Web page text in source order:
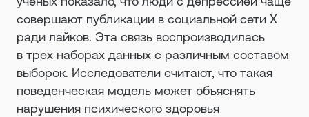
совершают публикации в социальной сети X
ради лайков. Эта связь воспроизводилась
в трех наборах данных с различным составом
выборок. Исследователи считают, что такая
поведенческая модель может объяснять
нарушения психического здоровья